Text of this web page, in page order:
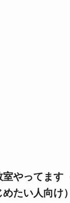
やってます
たい人向け）